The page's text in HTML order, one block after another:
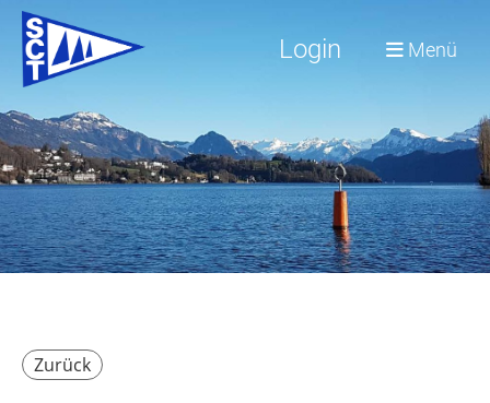
Login Menü
Zurück